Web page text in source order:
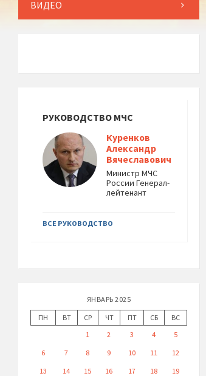
ВИДЕО
РУКОВОДСТВО МЧС
Куренков
Александр
Вячеславович
Министр МЧС
России Генерал-
лейтенант
ВСЕ РУКОВОДСТВО
ЯНВАРЬ 2025
ПН
ВТ СР ЧТ ПТ СБ
ВС
1
2 3 4
5
6
7 8 9 10 11
12
13
14 15 16 17 18
19